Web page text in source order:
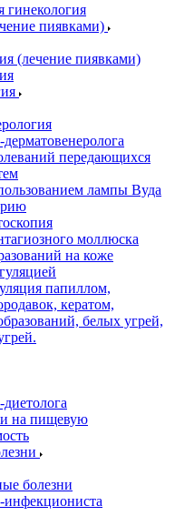
гинекология
пиявками)
(лечение пиявками)
передающихся
лампы Вуда
моллюска
на коже
папиллом,
кератом,
белых угрей,
на пищевую
болезни